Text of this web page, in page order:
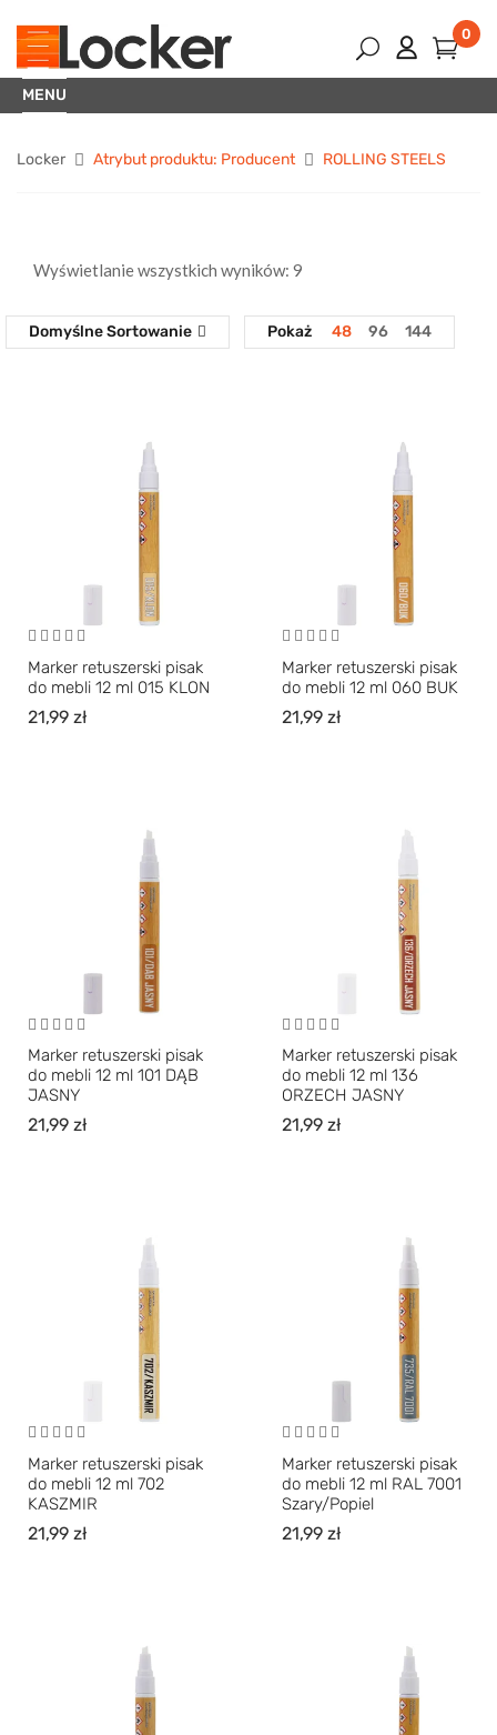
0
MENU
Locker Atrybut produktu: Producent ROLLING STEELS
Wyświetlanie wszystkich wyników: 9
Domyślne Sortowanie Pokaż 48 96 144
Marker retuszerski pisak
do mebli 12 ml 015 KLON
21,99 zł
Marker retuszerski pisak
do mebli 12 ml 060 BUK
21,99 zł
Marker retuszerski pisak
do mebli 12 ml 101 DĄB
JASNY
21,99 zł
Marker retuszerski pisak
do mebli 12 ml 136
ORZECH JASNY
21,99 zł
Marker retuszerski pisak
do mebli 12 ml 702
KASZMIR
21,99 zł
Marker retuszerski pisak
do mebli 12 ml RAL 7001
Szary/Popiel
21,99 zł